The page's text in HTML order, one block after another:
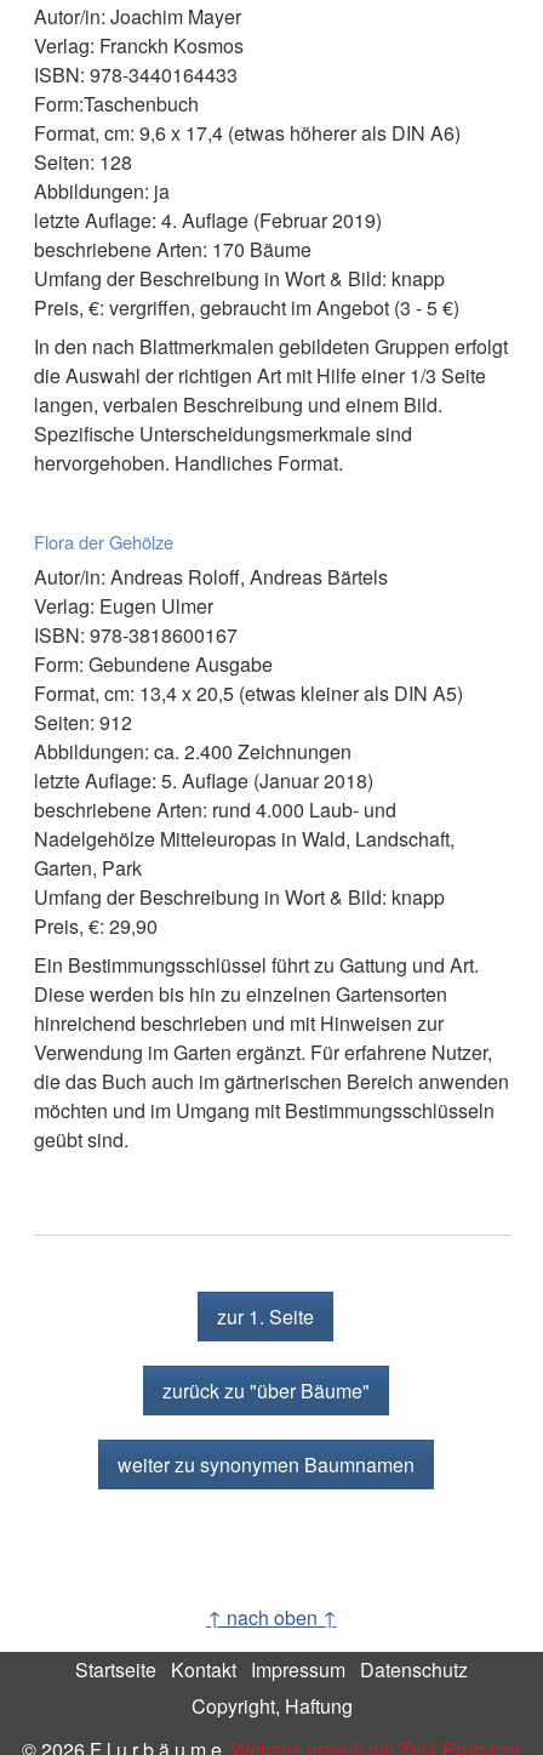
Autor/in: Joachim Mayer
Verlag: Franckh Kosmos
ISBN: 978-3440164433
Form:Taschenbuch
Format, cm: 9,6 x 17,4 (etwas höherer als DIN A6)
Seiten: 128
Abbildungen: ja
letzte Auflage: 4. Auflage (Februar 2019)
beschriebene Arten: 170 Bäume
Umfang der Beschreibung in Wort & Bild: knapp
Preis, €: vergriffen, gebraucht im Angebot (3 - 5 €)
In den nach Blattmerkmalen gebildeten Gruppen erfolgt
die Auswahl der richtigen Art mit Hilfe einer 1/3 Seite
langen, verbalen Beschreibung und einem Bild.
Spezifische Unterscheidungsmerkmale sind
hervorgehoben. Handliches Format.
Flora der Gehölze
Autor/in: Andreas Roloff, Andreas Bärtels
Verlag: Eugen Ulmer
ISBN: 978-3818600167
Form: Gebundene Ausgabe
Format, cm: 13,4 x 20,5 (etwas kleiner als DIN A5)
Seiten: 912
Abbildungen: ca. 2.400 Zeichnungen
letzte Auflage: 5. Auflage (Januar 2018)
beschriebene Arten: rund 4.000 Laub- und
Nadelgehölze Mitteleuropas in Wald, Landschaft,
Garten, Park
Umfang der Beschreibung in Wort & Bild: knapp
Preis, €: 29,90
Ein Bestimmungsschlüssel führt zu Gattung und Art.
Diese werden bis hin zu einzelnen Gartensorten
hinreichend beschrieben und mit Hinweisen zur
Verwendung im Garten ergänzt. Für erfahrene Nutzer,
die das Buch auch im gärtnerischen Bereich anwenden
möchten und im Umgang mit Bestimmungsschlüsseln
geübt sind.
zur 1. Seite
zurück zu "über Bäume"
weiter zu synonymen Baumnamen
↑ nach oben ↑
Startseite Kontakt Impressum Datenschutz
Copyright, Haftung